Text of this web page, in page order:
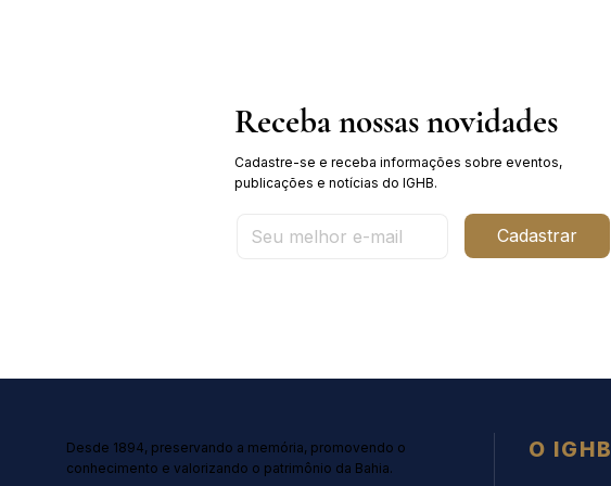
Receba nossas novidades
Cadastre-se e receba informações sobre eventos,
publicações e notícias do IGHB.
Cadastrar
Desde 1894, preservando a memória, promovendo o
conhecimento e valorizando o patrimônio da Bahia.
O IGHB